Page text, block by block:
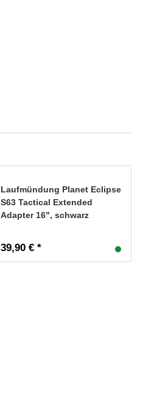
Laufmündung Planet Eclipse
S63 Tactical Extended
Adapter 16", schwarz
39,90 € *